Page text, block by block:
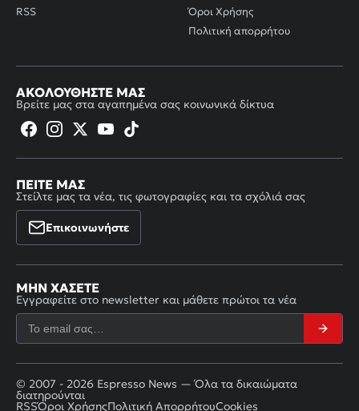
RSS
Όροι Χρήσης
Πολιτική απορρήτου
ΑΚΟΛΟΥΘΉΣΤΕ ΜΑΣ
Βρείτε μας στα αγαπημένα σας κοινωνικά δίκτυα
ΠΕΊΤΕ ΜΑΣ
Στείλτε μας τα νέα, τις φωτογραφίες και τα σχόλιά σας
Επικοινωνήστε
ΜΗΝ ΧΆΣΕΤΕ
Εγγραφείτε στο newsletter και μάθετε πρώτοι τα νέα
© 2007 - 2026 Espresso News — Όλα τα δικαιώματα
διατηρούνται
RSSΌροι ΧρήσηςΠολιτική ΑπορρήτουCookies